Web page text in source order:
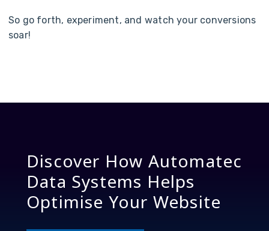
So go forth, experiment, and watch your conversions
soar!
Discover How Automatec
Data Systems Helps
Optimise Your Website